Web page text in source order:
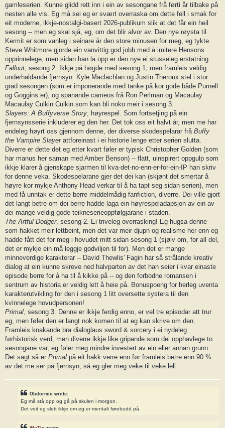
gamleserien. Kunne glidd rett inn i ein av sesongane frå førti år tilbake på
nesten alle vis. Eg må sei eg er svært overraska om dette fell i smak for
eit moderne, ikkje-nostalgi-basert 2026-publikum slik at det får ein heil
sesong -- men eg skal sjå, eg, om det blir alvor av. Den nye røysta til
Kermit er som vanleg i seinare år den store minusen for meg, eg tykte
Steve Whitmore gjorde ein vanvittig god jobb med å imitere Hensons
opprinnelege, men sidan han la opp er den nye ei stusseleg erstatning.
Fallout , sesong 2. Ikkje på høgde med sesong 1, men framleis veldig
underhaldande fjernsyn. Kyle Maclachlan og Justin Theroux stel i stor
grad sesongen (som er imponerande med tanke på kor gode både Purnell
og Goggins er), og spanande cameos frå Ron Perlman og Macaulay
Macaulay Culkin Culkin som kan bli noko meir i sesong 3.
Slayers: A Buffyverse Story , høyrespel. Som fortsetjing på ein
fjernsynsserie inkluderer eg den her. Det tok oss eit halvt år, men me har
endeleg høyrt oss gjennom denne, der diverse skodespelarar frå Buffy
the Vampire Slayerattforeinast i ei historie lenge etter serien slutta.
Diverre er dette det eg etter kvart føler er typisk Christopher Golden (som
har manus her saman med Amber Benson) -- flatt, uinspirert oppgulp som
ikkje klarer å gjenskape sjarmen til kva-det-no-enn-er-for-ein-IP han skriv
for denne veka. Skodespelarane gjer det dei kan (skjønt det smertar å
høyre kor mykje Anthony Head verkar til å ha tapt seg sidan serien), men
med få unntak er dette berre middelmådig fanfiction, diverre. Dei ville gjort
det langt betre om dei berre hadde laga ein høyrespeladapsjon av ein av
dei mange veldig gode teikneserieoppfølgjarane i staden.
The Artful Dodger, sesong 2. Ei triveleg overrasking! Eg hugsa denne
som hakket meir lettbeint, men det var meir djupn og realisme her enn eg
hadde fått det for meg i hovudet mitt sidan sesong 1 (sjølv om, for all del,
det er mykje ein må leggje godviljen til for). Men det er mange
minneverdige karakterar -- David Thewlis' Fagin har så strålande kreativ
dialog at ein kunne skreve ned halvparten av det han seier i kvar einaste
episode berre for å ha til å kikke på -- og den forbodne romansen i
sentrum av historia er veldig lett å heie på. Bonuspoeng for herleg uventa
karakterutvikling for den i sesong 1 litt oversette systera til den
kvinnelege hovudpersonen!
Primal , sesong 3. Denne er ikkje ferdig enno, er vel tre episodar att trur
eg, men føler den er langt nok komen til at eg kan skrive om den.
Framleis knakande bra dialoglaus sword & sorcery i ei nydeleg
førhistorisk verd, men diverre ikkje like gripande som dei opphavlege to
sesongane var, eg føler meg mindre investert av ein eller annan grunn.
Det sagt så er Primal på eit hakk verre enn før framleis betre enn 90 %
av det me ser på fjernsyn, så eg gler meg veke til veke lell.
Obdormio wrote:
Eg må stå opp og gå på skulen i morgon.
Det veit eg slett ikkje om eg er mentalt førebudd på.